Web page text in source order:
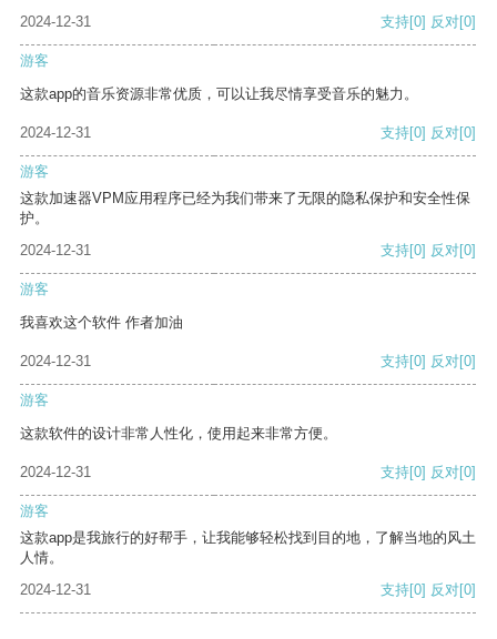
2024-12-31
支持[0] 反对[0]
游客
这款app的音乐资源非常优质，可以让我尽情享受音乐的魅力。
2024-12-31 支持[0] 反对[0]
游客
这款加速器VPM应用程序已经为我们带来了无限的隐私保护和安全性保
护。
2024-12-31
支持[0] 反对[0]
游客
我喜欢这个软件 作者加油
2024-12-31 支持[0] 反对[0]
游客
这款软件的设计非常人性化，使用起来非常方便。
2024-12-31 支持[0] 反对[0]
游客
这款app是我旅行的好帮手，让我能够轻松找到目的地，了解当地的风土
人情。
2024-12-31
支持[0] 反对[0]